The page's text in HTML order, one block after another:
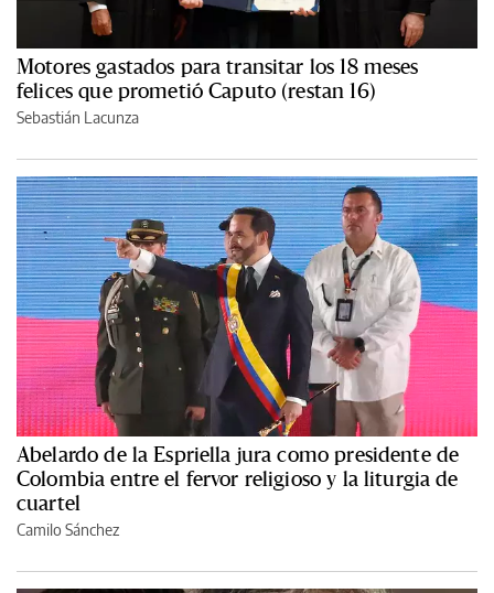
Motores gastados para transitar los 18 meses
felices que prometió Caputo (restan 16)
Sebastián Lacunza
Abelardo de la Espriella jura como presidente de
Colombia entre el fervor religioso y la liturgia de
cuartel
Camilo Sánchez